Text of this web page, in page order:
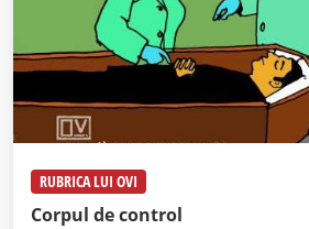
RUBRICA LUI OVI
Corpul de control